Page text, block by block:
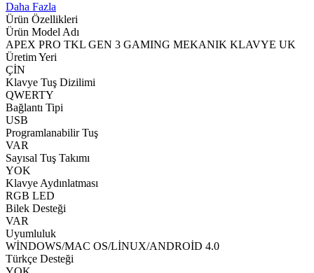
Daha Fazla
Ürün Özellikleri
Ürün Model Adı
APEX PRO TKL GEN 3 GAMING MEKANIK KLAVYE UK
Üretim Yeri
ÇİN
Klavye Tuş Dizilimi
QWERTY
Bağlantı Tipi
USB
Programlanabilir Tuş
VAR
Sayısal Tuş Takımı
YOK
Klavye Aydınlatması
RGB LED
Bilek Desteği
VAR
Uyumluluk
WİNDOWS/MAC OS/LİNUX/ANDROİD 4.0
Türkçe Desteği